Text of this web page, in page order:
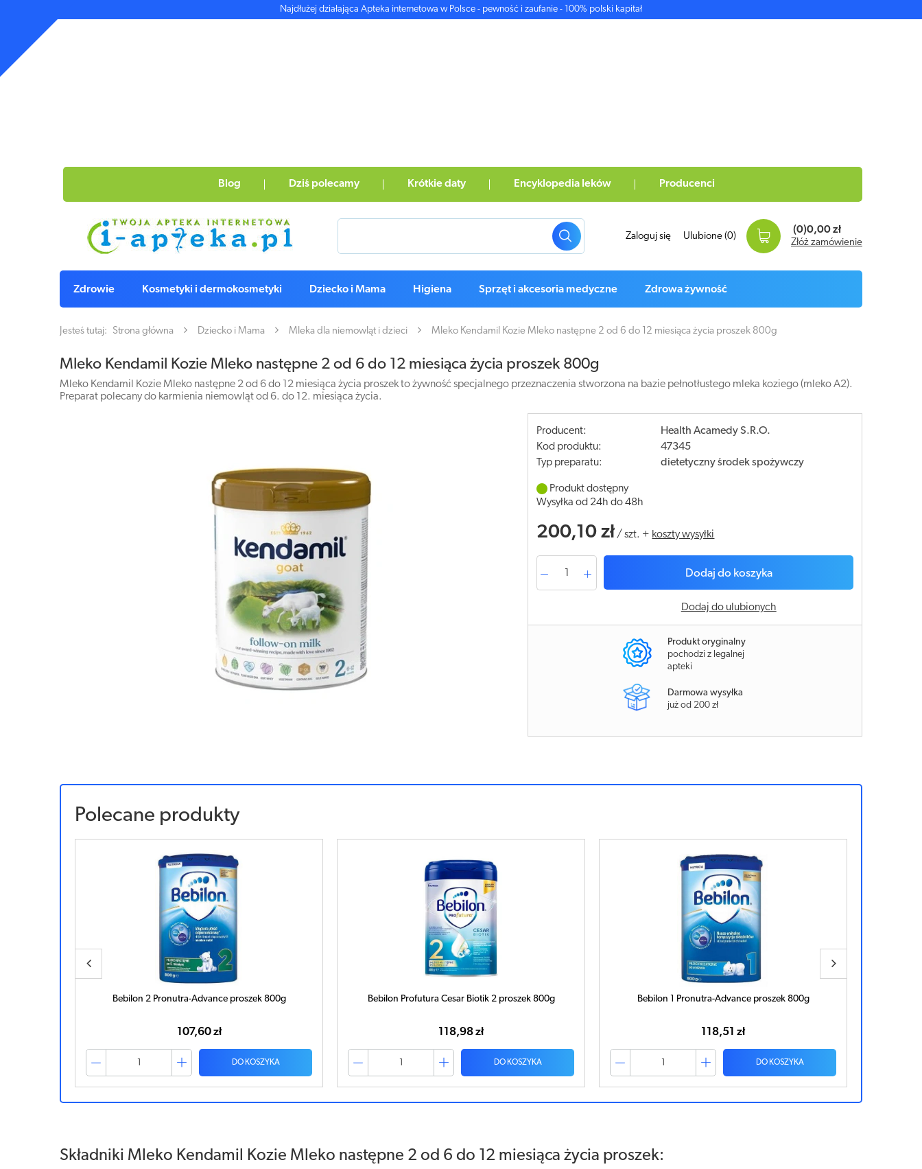
Najdłużej działająca Apteka internetowa w Polsce - pewność i zaufanie - 100% polski kapitał
Blog Dziś polecamy Krótkie daty Encyklopedia leków Producenci
Zaloguj się Ulubione (0)
(0)0,00 zł
Złóż zamówienie
Zdrowie Kosmetyki i dermokosmetyki Dziecko i Mama Higiena Sprzęt i akcesoria medyczne Zdrowa żywność
Jesteś tutaj: Strona główna Dziecko i Mama Mleka dla niemowląt i dzieci Mleko Kendamil Kozie Mleko następne 2 od 6 do 12 miesiąca życia proszek 800g
Mleko Kendamil Kozie Mleko następne 2 od 6 do 12 miesiąca życia proszek 800g
Mleko Kendamil Kozie Mleko następne 2 od 6 do 12 miesiąca życia proszek to żywność specjalnego przeznaczenia stworzona na bazie pełnotłustego mleka koziego (mleko A2).
Preparat polecany do karmienia niemowląt od 6. do 12. miesiąca życia.
Producent:
Health Acamedy S.R.O.
Kod produktu:
47345
Typ preparatu:
dietetyczny środek spożywczy
Produkt dostępny
Wysyłka od 24h do 48h
200,10 zł /szt. + koszty wysyłki
Dodaj do koszyka
Dodaj do ulubionych
Produkt oryginalny
pochodzi z legalnej
apteki
Darmowa wysyłka
już od 200 zł
Polecane produkty
Bebilon 2 Pronutra-Advance proszek 800g
107,60 zł
DO KOSZYKA
Bebilon Profutura Cesar Biotik 2 proszek 800g
118,98 zł
DO KOSZYKA
Bebilon 1 Pronutra-Advance proszek 800g
118,51 zł
DO KOSZYKA
Składniki Mleko Kendamil Kozie Mleko następne 2 od 6 do 12 miesiąca życia proszek: